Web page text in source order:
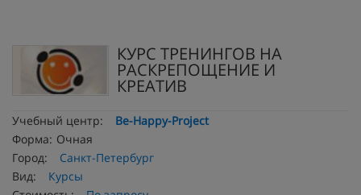
КУРС ТРЕНИНГОВ НА
РАСКРЕПОЩЕНИЕ И
КРЕАТИВ
Учебный центр:
Be-Happy-Project
Форма: Очная
Город:
Санкт-Петербург
Вид:
Курсы